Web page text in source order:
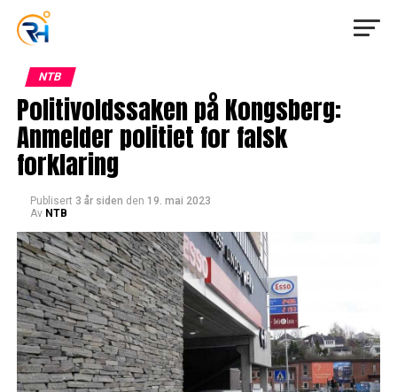
NTB
Politivoldssaken på Kongsberg:
Anmelder politiet for falsk
forklaring
Publisert 3 år siden den 19. mai 2023
Av NTB